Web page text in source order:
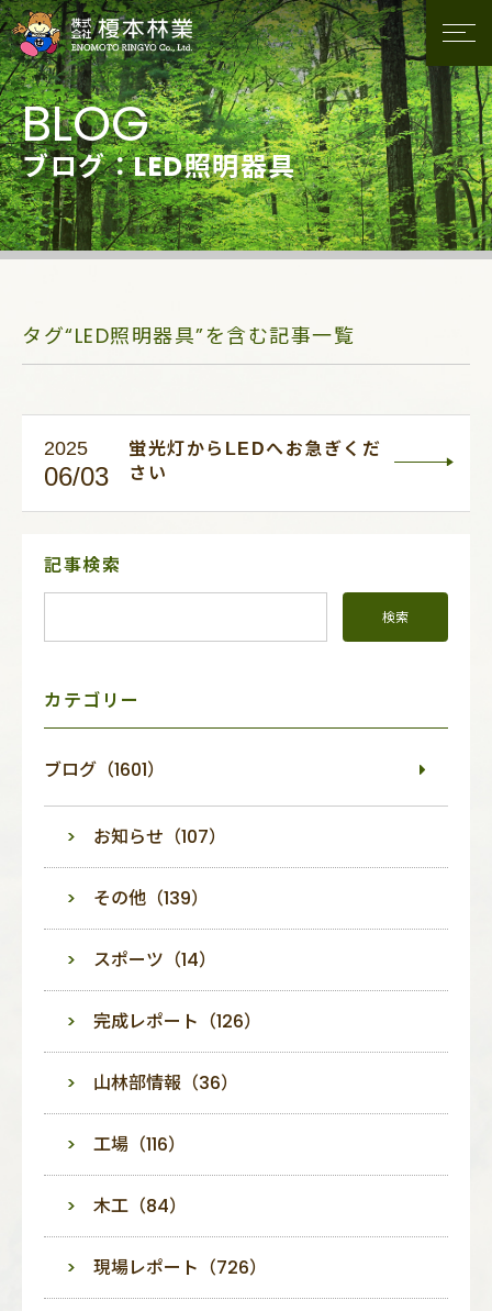
ブログ：LED照明器具
タグ“LED照明器具”を含む記事一覧
2025
06/03
蛍光灯からLEDへお急ぎくだ
さい
サ
ニ
記事検索
カテゴリー
ブログ（1601）
お知らせ（107）
その他（139）
スポーツ（14）
完成レポート（126）
山林部情報（36）
工場（116）
木工（84）
現場レポート（726）